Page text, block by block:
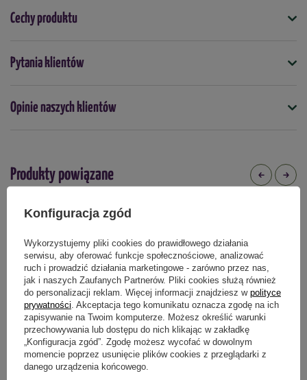
Cechy produktu
Symbol
5031670002860
Podmiot odpowiedzialny za ten produkt na terenie UE
Pytania klientów
Opinie naszych klientów
Produkty powiązane
DOSTAWA 0 ZŁ
Mini grządka z tworzywa 97,5 x 51 x
Konfiguracja zgód
Wykorzystujemy pliki cookies do prawidłowego działania
serwisu, aby oferować funkcje społecznościowe, analizować
ruch i prowadzić działania marketingowe - zarówno przez nas,
jak i naszych Zaufanych Partnerów. Pliki cookies służą również
do personalizacji reklam. Więcej informacji znajdziesz w polityce
prywatności . Akceptacja tego komunikatu oznacza zgodę na ich
zapisywanie na Twoim komputerze. Możesz określić warunki
przechowywania lub dostępu do nich klikając w zakładkę
„Konfiguracja zgód”. Zgodę możesz wycofać w dowolnym
momencie poprzez usunięcie plików cookies z przeglądarki z
danego urządzenia końcowego.